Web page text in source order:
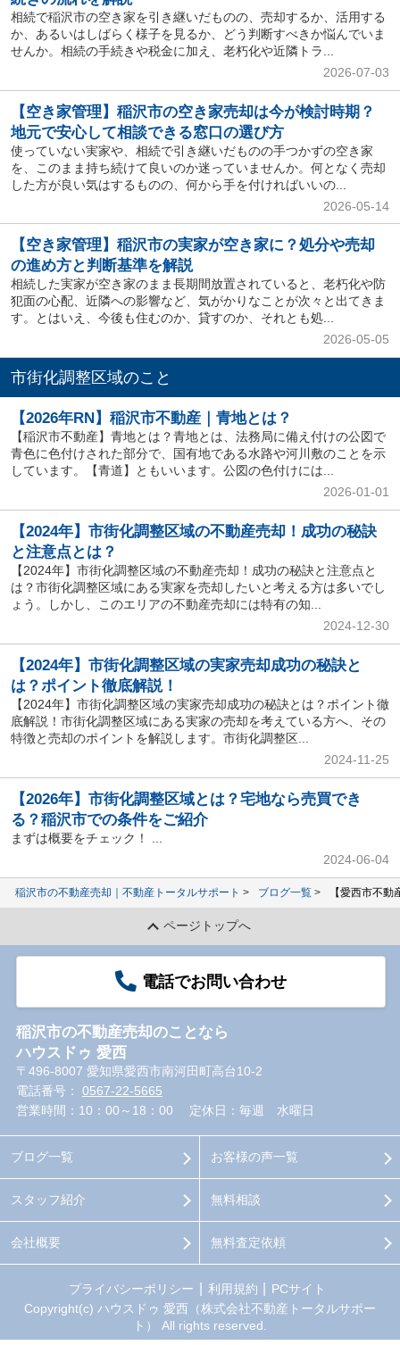
相続で稲沢市の空き家を引き継いだものの、売却するか、活用する
か、あるいはしばらく様子を見るか、どう判断すべきか悩んでいま
せんか。相続の手続きや税金に加え、老朽化や近隣トラ...
2026-07-03
【空き家管理】稲沢市の空き家売却は今が検討時期？
地元で安心して相談できる窓口の選び方
使っていない実家や、相続で引き継いだものの手つかずの空き家
を、このまま持ち続けて良いのか迷っていませんか。何となく売却
した方が良い気はするものの、何から手を付ければいいの...
2026-05-14
【空き家管理】稲沢市の実家が空き家に？処分や売却
の進め方と判断基準を解説
相続した実家が空き家のまま長期間放置されていると、老朽化や防
犯面の心配、近隣への影響など、気がかりなことが次々と出てきま
す。とはいえ、今後も住むのか、貸すのか、それとも処...
2026-05-05
市街化調整区域のこと
【2026年RN】稲沢市不動産｜青地とは？
【稲沢市不動産】青地とは？青地とは、法務局に備え付けの公図で
青色に色付けされた部分で、国有地である水路や河川敷のことを示
しています。【青道】ともいいます。公図の色付けには...
2026-01-01
【2024年】市街化調整区域の不動産売却！成功の秘訣
と注意点とは？
【2024年】市街化調整区域の不動産売却！成功の秘訣と注意点と
は？市街化調整区域にある実家を売却したいと考える方は多いでし
ょう。しかし、このエリアの不動産売却には特有の知...
2024-12-30
【2024年】市街化調整区域の実家売却成功の秘訣と
は？ポイント徹底解説！
【2024年】市街化調整区域の実家売却成功の秘訣とは？ポイント徹
底解説！市街化調整区域にある実家の売却を考えている方へ、その
特徴と売却のポイントを解説します。市街化調整区...
2024-11-25
【2026年】市街化調整区域とは？宅地なら売買でき
る？稲沢市での条件をご紹介
まずは概要をチェック！ ...
2024-06-04
稲沢市の不動産売却｜不動産トータルサポート ブログ一覧 【愛西市不
ページトップへ
電話でお問い合わせ
稲沢市の不動産売却のことなら
ハウスドゥ 愛西
〒496-8007 愛知県愛西市南河田町高台10-2
電話番号： 0567-22-5665
営業時間：10：00～18：00
定休日：毎週 水曜日
ブログ一覧
スタッフ紹介
会社概要
お客様の声一覧
無料相談
無料査定依頼
プライバシーポリシー 利用規約
PCサイト
Copyright(c) ハウスドゥ 愛西（株式会社不動産トータルサポー
ト） All rights reserved.